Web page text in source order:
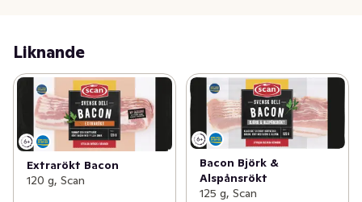
Liknande
Extrarökt Bacon
120 g, Scan
Bacon Björk &
Alspånsrökt
125 g, Scan